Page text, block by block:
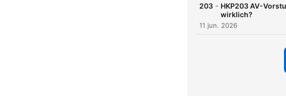
203 - HKP203 AV-
wirklich?
11 jun. 2026